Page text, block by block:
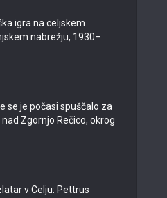
igra na celjskem
nabrežju, 1930–
se je počasi spuščalo za
nad Zgornjo Rečico, okrog
v Celju: Pettrus